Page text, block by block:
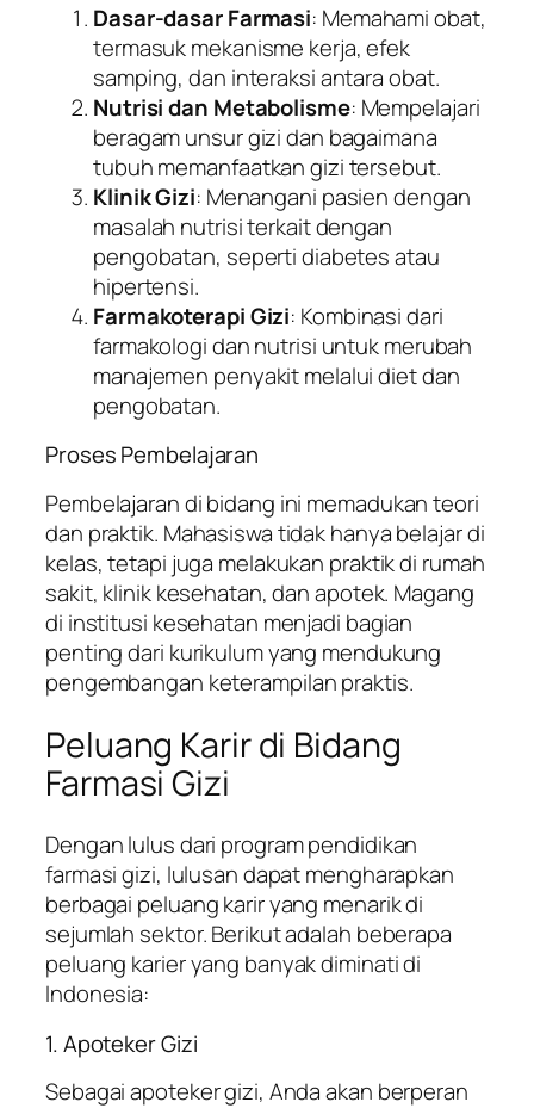
Dasar-dasar Farmasi: Memahami obat,
termasuk mekanisme kerja, efek
samping, dan interaksi antara obat.
Nutrisi dan Metabolisme: Mempelajari
beragam unsur gizi dan bagaimana
tubuh memanfaatkan gizi tersebut.
Klinik Gizi: Menangani pasien dengan
masalah nutrisi terkait dengan
pengobatan, seperti diabetes atau
hipertensi.
Farmakoterapi Gizi: Kombinasi dari
farmakologi dan nutrisi untuk merubah
manajemen penyakit melalui diet dan
pengobatan.
Proses Pembelajaran
Pembelajaran di bidang ini memadukan teori
dan praktik. Mahasiswa tidak hanya belajar di
kelas, tetapi juga melakukan praktik di rumah
sakit, klinik kesehatan, dan apotek. Magang
di institusi kesehatan menjadi bagian
penting dari kurikulum yang mendukung
pengembangan keterampilan praktis.
Peluang Karir di Bidang
Farmasi Gizi
Dengan lulus dari program pendidikan
farmasi gizi, lulusan dapat mengharapkan
berbagai peluang karir yang menarik di
sejumlah sektor. Berikut adalah beberapa
peluang karier yang banyak diminati di
Indonesia:
1. Apoteker Gizi
Sebagai apoteker gizi, Anda akan berperan